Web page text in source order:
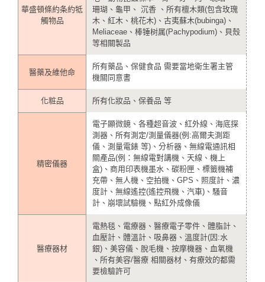
華盛頓條約条約牴
觸物品
珊瑚、龜甲、 沉香 、所有檀木類(包含玫瑰
木、紅木、桃花木)、古夷蘇木(bubinga)、
Meliaceae、棒锤树属(Pachypodium)、貝殼
等相關製品
醫藥及維他命
所有藥品、保健食品 需要當地衛生署主管
機關同意書
化粧品 所有化妝品、保養品 等
精密儀器
電子顯微鏡、各種超音波、紅外線、海底探
測器、所有測定/測量儀器(例:高爾夫測距
儀、測量電錶 等)、分析器、無線電通訊相
關產品(例：無線電對講機、天線、機上
盒)、商用印表機墨水、碳粉匣、標籤機補
充帶、無人機、空拍機、GPS、照度計、濃
度計、無線遙控(遙控飛機、汽車)、騒音
計、崩壞試驗機、點紅外成像儀
醫療器材
電熱毯、電療器、醫療電子零件、體脂計、
血壓計、體溫計、吸鼻器、溫度計(因:水
銀)、美容儀、脫毛機、按摩機器、血氧機
、所有美容/醫療 相關器材、有療效的都需
要檢驗許可